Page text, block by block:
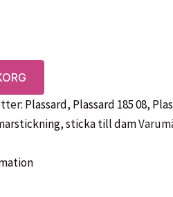
Plassard, Plassard 185 08,
,sticka till dam